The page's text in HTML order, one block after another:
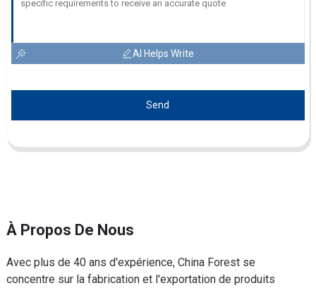
AI Helps Write
Send
À Propos De Nous
Avec plus de 40 ans d'expérience, China Forest se
concentre sur la fabrication et l'exportation de produits